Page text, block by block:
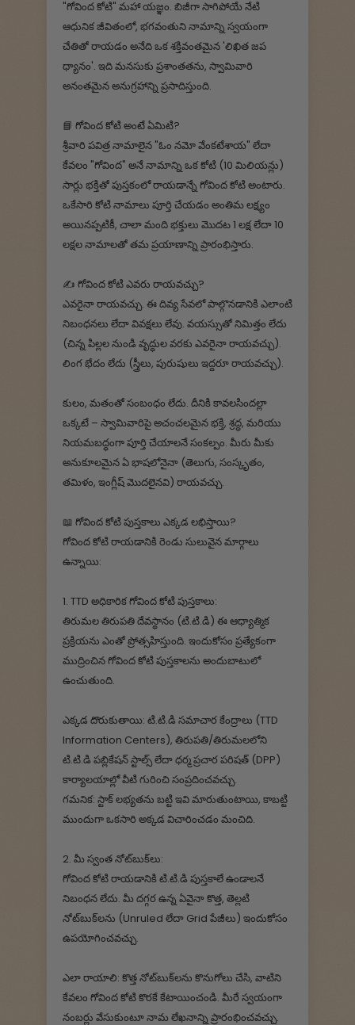
"గోవింద కోటి" మహా యజ్ఞం. బిజీగా సాగిపోయే నేటి
ఆధునిక జీవితంలో, భగవంతుని నామాన్ని స్వయంగా
చేతితో రాయడం అనేది ఒక శక్తివంతమైన 'లిఖిత జప
ధ్యానం'. ఇది మనసుకు ప్రశాంతతను, స్వామివారి
అనంతమైన అనుగ్రహాన్ని ప్రసాదిస్తుంది.
📘 గోవింద కోటి అంటే ఏమిటి?
శ్రీవారి పవిత్ర నామాలైన "ఓం నమో వేంకటేశాయ" లేదా
కేవలం "గోవింద" అనే నామాన్ని ఒక కోటి (10 మిలియన్లు)
సార్లు భక్తితో పుస్తకంలో రాయడాన్నే గోవింద కోటి అంటారు.
ఒకేసారి కోటి నామాలు పూర్తి చేయడం అంతిమ లక్ష్యం
అయినప్పటికీ, చాలా మంది భక్తులు మొదట 1 లక్ష లేదా 10
లక్షల నామాలతో తమ ప్రయాణాన్ని ప్రారంభిస్తారు.
✍️ గోవింద కోటి ఎవరు రాయవచ్చు?
ఎవరైనా రాయవచ్చు. ఈ దివ్య సేవలో పాల్గొనడానికి ఎలాంటి
నిబంధనలు లేదా వివక్షలు లేవు. వయస్సుతో నిమిత్తం లేదు
(చిన్న పిల్లల నుండి వృద్ధుల వరకు ఎవరైనా రాయవచ్చు).
లింగ భేదం లేదు (స్త్రీలు, పురుషులు ఇద్దరూ రాయవచ్చు).
కులం, మతంతో సంబంధం లేదు. దీనికి కావలసిందల్లా
ఒక్కటే – స్వామివారిపై అచంచలమైన భక్తి, శ్రద్ధ, మరియు
నియమబద్ధంగా పూర్తి చేయాలనే సంకల్పం. మీరు మీకు
అనుకూలమైన ఏ భాషలోనైనా (తెలుగు, సంస్కృతం,
తమిళం, ఇంగ్లీష్ మొదలైనవి) రాయవచ్చు.
📖 గోవింద కోటి పుస్తకాలు ఎక్కడ లభిస్తాయి?
గోవింద కోటి రాయడానికి రెండు సులువైన మార్గాలు
ఉన్నాయి:
1. TTD అధికారిక గోవింద కోటి పుస్తకాలు:
తిరుమల తిరుపతి దేవస్థానం (టి.టి.డి) ఈ ఆధ్యాత్మిక
ప్రక్రియను ఎంతో ప్రోత్సహిస్తుంది. ఇందుకోసం ప్రత్యేకంగా
ముద్రించిన గోవింద కోటి పుస్తకాలను అందుబాటులో
ఉంచుతుంది.
ఎక్కడ దొరుకుతాయి: టి.టి.డి సమాచార కేంద్రాలు (TTD
Information Centers), తిరుపతి/తిరుమలలోని
టి.టి.డి పబ్లికేషన్ స్టాల్స్ లేదా ధర్మ ప్రచార పరిషత్ (DPP)
కార్యాలయాల్లో వీటి గురించి సంప్రదించవచ్చు.
గమనిక: స్టాక్ లభ్యతను బట్టి ఇవి మారుతుంటాయి, కాబట్టి
ముందుగా ఒకసారి అక్కడ విచారించడం మంచిది.
2. మీ స్వంత నోట్‌బుక్‌లు:
గోవింద కోటి రాయడానికి టి.టి.డి పుస్తకాలే ఉండాలనే
నిబంధన లేదు. మీ దగ్గర ఉన్న ఏవైనా కొత్త, తెల్లటి
నోట్‌బుక్‌లను (Unruled లేదా Grid పేజీలు) ఇందుకోసం
ఉపయోగించవచ్చు.
ఎలా రాయాలి: కొత్త నోట్‌బుక్‌లను కొనుగోలు చేసి, వాటిని
కేవలం గోవింద కోటి కొరకే కేటాయించండి. మీరే స్వయంగా
నంబర్లు వేసుకుంటూ నామ లేఖనాన్ని ప్రారంభించవచ్చు.